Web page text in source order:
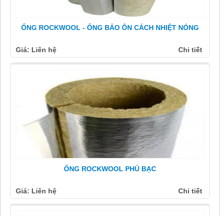
ỐNG ROCKWOOL - ỐNG BẢO ÔN CÁCH NHIỆT NÓNG
Giá: Liên hệ Chi tiết
ỐNG ROCKWOOL PHỦ BẠC
Giá: Liên hệ Chi tiết